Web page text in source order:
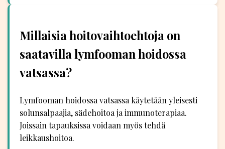
Millaisia hoitovaihtoehtoja on
saatavilla lymfooman hoidossa
vatsassa?
Lymfooman hoidossa vatsassa käytetään yleisesti
solunsalpaajia, sädehoitoa ja immunoterapiaa.
Joissain tapauksissa voidaan myös tehdä
leikkaushoitoa.